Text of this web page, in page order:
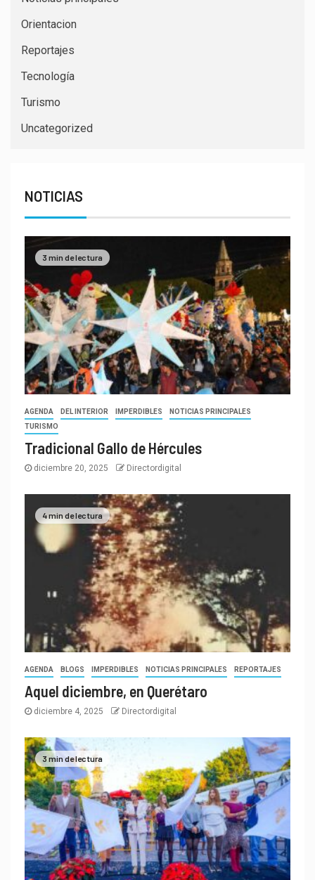
Orientacion
Reportajes
Tecnología
Turismo
Uncategorized
NOTICIAS
3 min de lectura
AGENDA DEL INTERIOR IMPERDIBLES
NOTICIAS PRINCIPALES
TURISMO
Tradicional Gallo de Hércules
diciembre 20, 2025 Directordigital
4 min de lectura
AGENDA BLOGS IMPERDIBLES NOTICIAS PRINCIPALES REPORTAJES
Aquel diciembre, en Querétaro
diciembre 4, 2025 Directordigital
3 min de lectura